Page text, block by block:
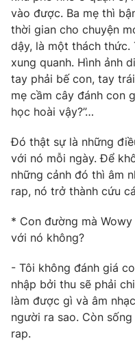
vào được. Ba mẹ thì
thời gian cho chuyện
dậy, là một thách
xung quanh. Hình ảnh
tay phải bế con, tay
mẹ cầm cây đánh con
học hoài vậy?”…
Đó thật sự là những
với nó mỗi ngày. Để
những cảnh đó thì âm
rap, nó trở thành cứu
* Con đường mà
với nó không?
- Tôi không đánh giá
nhập bởi thu sẽ phải
làm được gì và âm
người ra sao. Còn
rap.